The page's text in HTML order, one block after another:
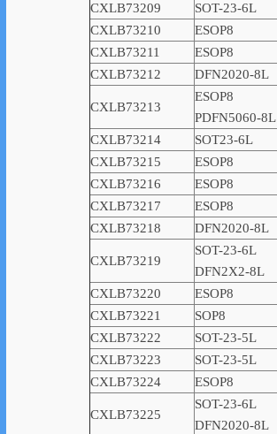
CXLB73209
SOT-23-6L
CXLB73210
ESOP8
CXLB73211
ESOP8
CXLB73212
DFN2020-8L
CXLB73213
ESOP8
PDFN5060-8L
CXLB73214 SOT23-6L
CXLB73215
ESOP8
CXLB73216
ESOP8
CXLB73217
ESOP8
CXLB73218
DFN2020-8L
CXLB73219
SOT-23-6L
DFN2X2-8L
CXLB73220 ESOP8
CXLB73221
SOP8
CXLB73222
SOT-23-5L
CXLB73223
SOT-23-5L
CXLB73224
ESOP8
CXLB73225
SOT-23-6L
DFN2020-8L